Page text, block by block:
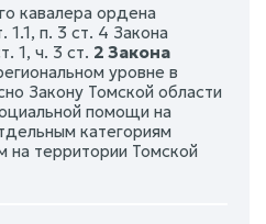
кавалера ордена
1.1, п. 3 ст. 4 Закона
1, ч. 3 ст. 2 Закона
уровне в
Закону Томской области
помощи на
категориям
территории Томской